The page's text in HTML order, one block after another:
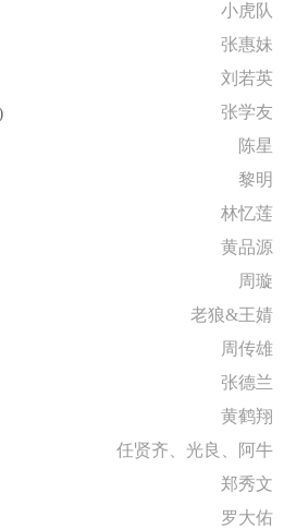
小虎队
张惠妹
刘若英
张学友
陈星
黎明
林忆莲
黄品源
周璇
老狼&王婧
周传雄
张德兰
黄鹤翔
任贤齐、光良、阿牛
郑秀文
罗大佑